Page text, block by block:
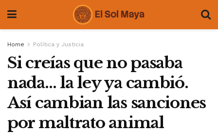
Home Política y Justicia
Si creías que no pasaba
nada… la ley ya cambió.
Así cambian las sanciones
por maltrato animal